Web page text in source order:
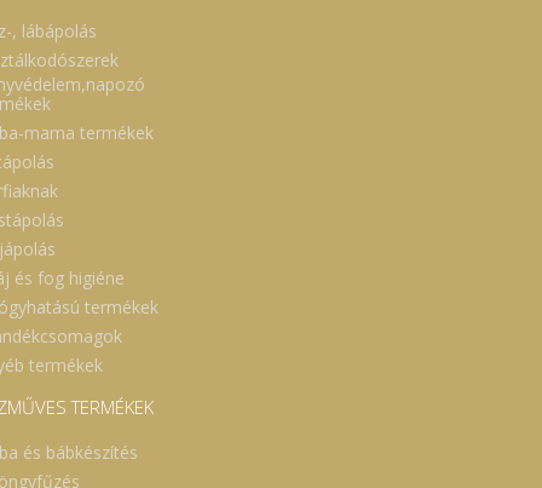
, lábápolás
mama termékek
és fog higiéne
termékek
termékek
TERMÉKEK
és bábkészítés